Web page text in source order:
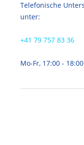
Telefonische
unter:
+41 79 757 83 36
Mo-Fr, 17:00 -